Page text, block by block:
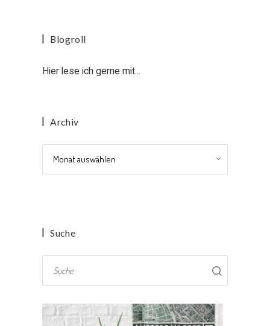
Blogroll
Hier lese ich gerne mit...
Archiv
Suche